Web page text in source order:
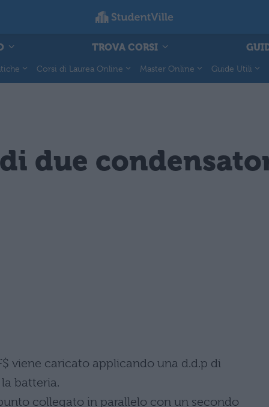
TROVA CORSI
Corsi di Laurea Online Master Online Guide Utili
due
viene caricato applicando una d.d.p di
batteria.
collegato in parallelo con un secondo